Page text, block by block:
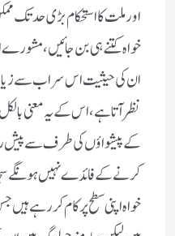
اور ملت کا استحکام بڑی حد تک
خواہ کتنے ہی بن جائیں، مشورے
ان کی حیثیت اس سراب سے
نظر آتا ہے، اس کے یہ معنی
کے پیشواؤں کی طرف سے پیش
کرنے کے فائدے نہیں ہونگے
خواہ اپنی سطح پر کام کررہے